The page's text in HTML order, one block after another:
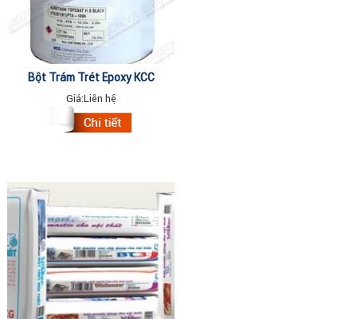
Bột Trám Trét Epoxy KCC
Unipoxy Putty 9Lit
Giá:Liên hệ